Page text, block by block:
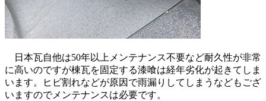
日本瓦自他は50年以上メンテナンス不要など耐久性が非常
に高いのですが棟瓦を固定する漆喰は経年劣化が起きてしま
います。ヒビ割れなどが原因で雨漏りしてしまうなどもござ
いますのでメンテナンスは必要です。